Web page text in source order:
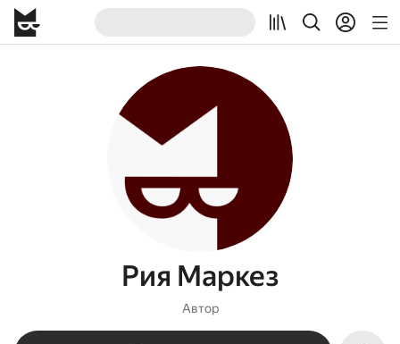
Рия Маркез
Автор